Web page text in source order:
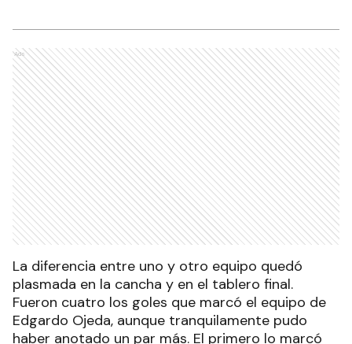
Ads
La diferencia entre uno y otro equipo quedó
plasmada en la cancha y en el tablero final.
Fueron cuatro los goles que marcó el equipo de
Edgardo Ojeda, aunque tranquilamente pudo
haber anotado un par más. El primero lo marcó